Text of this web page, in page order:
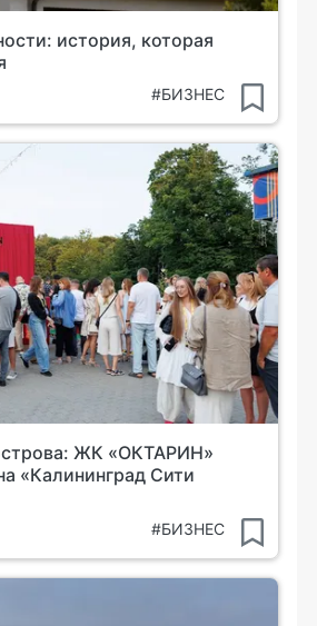
история, которая
#БИЗНЕС
ЖК «ОКТАРИН»
«Калининград Сити
#БИЗНЕС